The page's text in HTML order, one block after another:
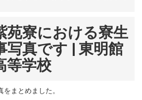
苑寮における寮生
写真です | 東明館
等学校
まとめました。